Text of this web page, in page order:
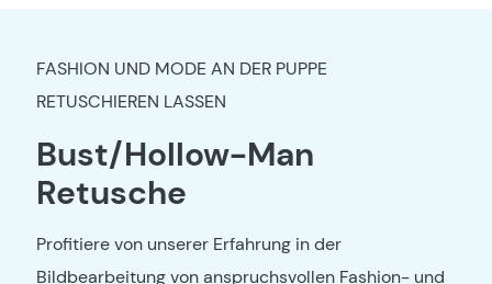
FASHION UND MODE AN DER PUPPE
RETUSCHIEREN LASSEN
Bust/Hollow-Man
Retusche
Profitiere von unserer Erfahrung in der
Bildbearbeitung vonanspruchsvollen Fashion- und